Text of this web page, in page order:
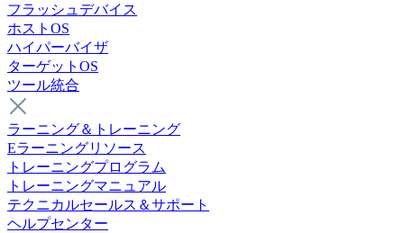
フラッシュデバイス
ホストOS
ハイパーバイザ
ターゲットOS
ツール統合
ラーニング＆トレーニング
Eラーニングリソース
トレーニングプログラム
トレーニングマニュアル
テクニカルセールス＆サポート
ヘルプセンター